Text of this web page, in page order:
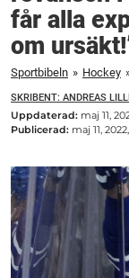
får alla
om
Sportbibeln » Hockey
SKRIBENT: ANDREAS
Uppdaterad: maj 11,
Publicerad: maj 11,